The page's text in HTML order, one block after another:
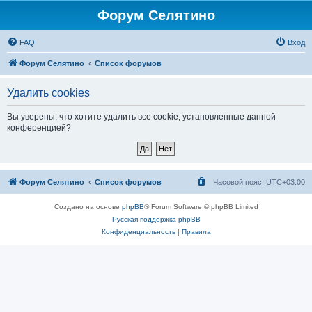
Форум Селятино
FAQ Вход
Форум Селятино Список форумов
Удалить cookies
Вы уверены, что хотите удалить все cookie, установленные данной
конференцией?
Форум Селятино Список форумов Часовой пояс: UTC+03:00
Создано на основе phpBB® Forum Software © phpBB Limited
Русская поддержка phpBB
Конфиденциальность| Правила